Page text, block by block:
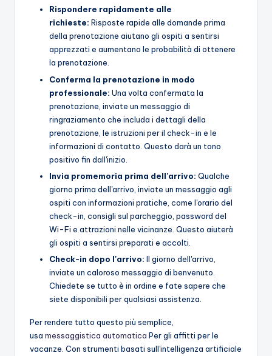
Rispondere rapidamente alle
richieste: Risposte rapide alle domande prima
della prenotazione aiutano gli ospiti a sentirsi
apprezzati e aumentano le probabilità di ottenere
la prenotazione.
Conferma la prenotazione in modo
professionale: Una volta confermata la
prenotazione, inviate un messaggio di
ringraziamento che includa i dettagli della
prenotazione, le istruzioni per il check-in e le
informazioni di contatto. Questo darà un tono
positivo fin dall'inizio.
Invia promemoria prima dell'arrivo: Qualche
giorno prima dell'arrivo, inviate un messaggio agli
ospiti con informazioni pratiche, come l'orario del
check-in, consigli sul parcheggio, password del
Wi-Fi e attrazioni nelle vicinanze. Questo aiuterà
gli ospiti a sentirsi preparati e accolti.
Check-in dopo l'arrivo: Il giorno dell'arrivo,
inviate un caloroso messaggio di benvenuto.
Chiedete se tutto è in ordine e fate sapere che
siete disponibili per qualsiasi assistenza.
Per rendere tutto questo più semplice,
usa messaggistica automatica Per gli affitti per le
vacanze. Con strumenti basati sull'intelligenza artificiale